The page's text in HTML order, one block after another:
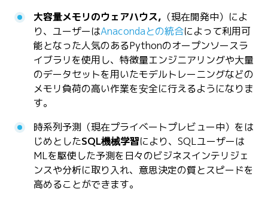
大容量メモリのウェアハウス, （現在開発中）によ
り、ユーザーはAnacondaとの統合によって利用可
能となった人気のあるPythonのオープンソースラ
イブラリを使用し、特徴量エンジニアリングや大量
のデータセットを用いたモデルトレーニングなどの
メモリ負荷の高い作業を安全に行えるようになりま
す。
時系列予測（現在プライベートプレビュー中）をは
じめとしたSQL機械学習により、SQLユーザーは
MLを駆使した予測を日々のビジネスインテリジェ
ンスや分析に取り入れ、意思決定の質とスピードを
高めることができます。